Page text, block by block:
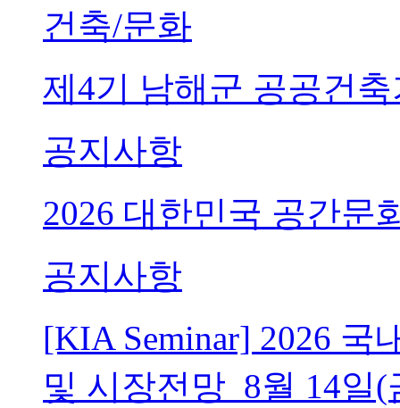
건축/문화
제4기 남해군 공공건
공지사항
2026 대한민국 공간문
공지사항
[KIA Seminar] 2026 국
및 시장전망_8월 14일(